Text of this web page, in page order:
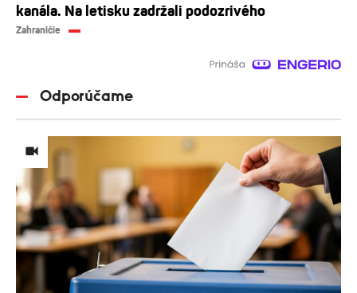
kanála. Na letisku zadržali podozrivého
Zahraničie
Odporúčame